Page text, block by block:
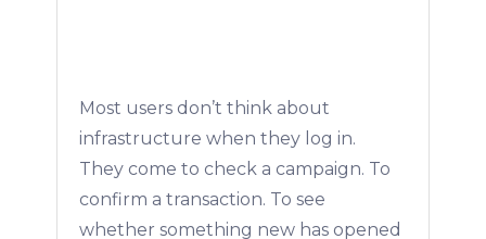
Most users don’t think about
infrastructure when they log in.
They come to check a campaign. To
confirm a transaction. To see
whether something new has opened